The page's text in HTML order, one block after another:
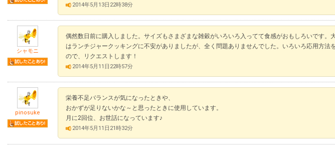
2014年5月13日22時38分
シャモニ
偶然数日前に購入しました。サイズもさまざまな雑穀がいろいろ入ってて食感がおもしろいです。
はランチジャークッキングに不安がありましたが、全く問題ありませんでした。いろいろ応用方法
ので、リクエストします！
2014年5月11日22時57分
pinosuke
栄養不足バランスが気になったときや、
おかずが足りないかな～と思ったときに使用しています。
月に2回位、お世話になっています♪
2014年5月11日21時32分